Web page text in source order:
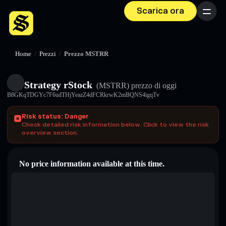
Scarica ora Menu
Home / Prezzi / Prezzo MSTRR
Strategy rStock (MSTRR) prezzo di oggi
B8GKqTDGYc7F6udTHjYeazZ4dFCRkrwK2mBQNS4igqTv
Risk status: Danger
Check detailed risk information below. Click to view the risk
overview section.
No price information available at this time.